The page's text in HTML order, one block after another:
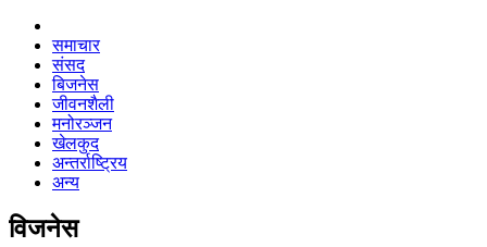
समाचार
संसद
बिजनेस
जीवनशैली
मनोरञ्जन
खेलकुद
अन्तर्राष्ट्रिय
अन्य
विजनेस